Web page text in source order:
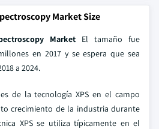
Market Size
Market El tamaño fue
en 2017 y se espera que sea
a 2024.
de la tecnología XPS en el campo
crecimiento de la industria durante
XPS se utiliza típicamente en el